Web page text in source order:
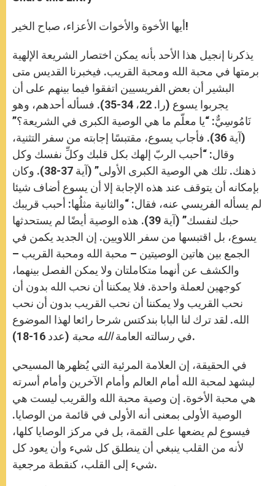
s
p
p
e
g
e
b
o
k
r أيها الأخوة والأخوات الأعزاء، صباح الخير!
يذكرنا إنجيل هذا الأحد بأنه يمكن اختصار الشريعة الإلهية
برمتها في محبة الله ومحبة القريب. فيخبرنا القديس متى
البشير أن بعض الفريسيين اتفقوا فيما بينهم على أن
يجربوا يسوع (را. 22، 34-35). فسأله أحدهم، وهو
نَامُوسِيٌّ: “يا معلّم ما هي الوصية الكبرى في الشريعة؟”
(آية 36). فأجاب يسوع، مقتبسًا إجابته من سفر التثنية،
وقال: “أحبب الربّ إلهك بكل قلبك وكلِّ نفسك وكل
ذهنك. تلك هي الوصية الكبرى الأولى” (آية 37-38). وكان
بإمكانه أن يتوقف عند هذه الإجابة إلا أن يسوع أضاف شيئا
لم يسأله الفريسي عنه، فقال: “والثانية مثلُها: أحبب قريبك
حبك لنفسك” (آية 39). هذه الوصية أيضًا لم يستحدثها
يسوع، بل اقتبسها من سفر اللاويين. إن الجديد يكمن في
الجمع بين هاتين الوصيتين – محبة الله ومحبة القريب –
والكشف عن أنهما متكاملتان ولا يمكن الفصل بينهما،
كوجهين لعملة واحدة. فلا يمكننا أن نحب الله بدون أن
نحب القريب ولا يمكننا أن نحب القريب بدون أن نحب
الله. لقد ترك لنا البابا بندكتس شرحا رائعا لهذا الموضوع
في رسالته العامةالله محبة (عدد 16-18).
في الحقيقة، إن العلامة المرئية التي يُظهرها المسيحي
ليشهد لمحبة الله أمام العالم وأمام الآخرين وأمام أسرته
هي محبة الأخوة. إن وصية محبة الله والقريب ليست هي
الوصية الأولى بمعنى أنه الأولى في قائمة من الوصايا.
فيسوع لم يضعها على القمة، بل في مركز الوصايا كلها،
لأنه من القلب ينبغي أن ينطلق كل شيء وأن يعود كل
شيء إلى القلب، كنقطة مرجعية.